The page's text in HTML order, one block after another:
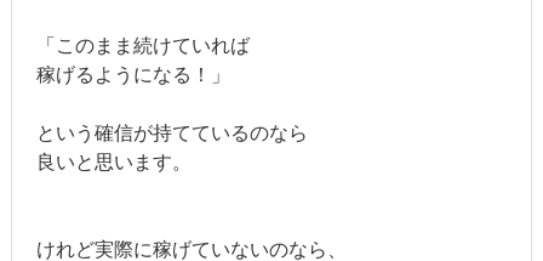
「このまま続けていれば
稼げるようになる！」
という確信が持てているのなら
良いと思います。
けれど実際に稼げていないのなら、